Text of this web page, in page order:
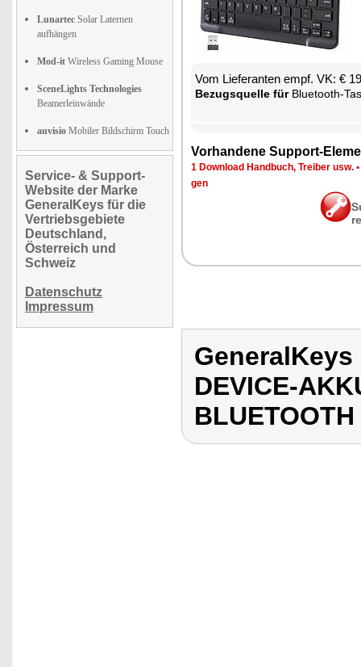
Lunartec Solar Laternen
aufhängen
Mod-it Wireless Gaming Mouse
SceneLights Technologies
Beamerleinwände
auvisio Mobiler Bildschirm Touch
Service- & Support-
Website der Marke
GeneralKeys für die
Vertriebsgebiete
Deutschland,
Österreich und
Schweiz
Datenschutz
Impressum
Vom Lie­fe­ran­ten empf. VK: €
Be­zugs­quel­le fürBlue­tooth-
Vor­han­de­ne Sup­port-
1 Down­load Hand­buch, Trei­ber usw. •
gen
GeneralKeys
DEVICE-